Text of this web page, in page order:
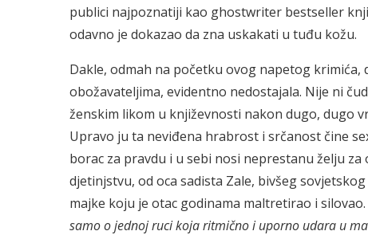
publici najpoznatiji kao ghostwriter bestseller
odavno je dokazao da zna uskakati u tuđu kožu.
Dakle, odmah na početku ovog napetog krimića,
obožavateljima, evidentno nedostajala. Nije ni
ženskim likom u književnosti nakon dugo, dugo
Upravo ju ta neviđena hrabrost i srčanost čine
borac za pravdu i u sebi nosi neprestanu želju
djetinjstvu, od oca sadista Zale, bivšeg
majke koju je otac godinama maltretirao i silovao.
samo o jednoj ruci koja ritmično i uporno udara u